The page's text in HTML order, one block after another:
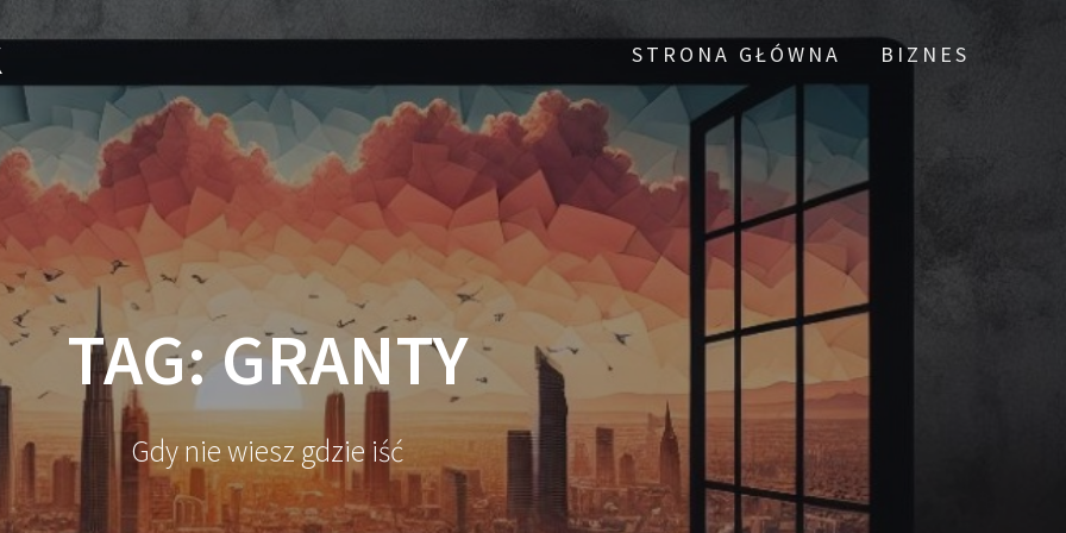
STRONA GŁÓWNA BIZNES
TAG:GRANTY
Gdy nie wiesz gdzie iść